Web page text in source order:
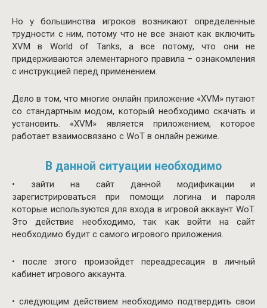
Но у большинства игроков возникают определенные
трудности с ним, потому что не все знают как включить
XVM в World of Tanks, а все потому, что они не
придерживаются элементарного правила – ознакомления
с инструкцией перед применением.
Дело в том, что многие онлайн приложение «XVM» путают
со стандартным модом, который необходимо скачать и
установить. «XVM» является приложением, которое
работает взаимосвязано с WoT в онлайн режиме.
В данной ситуации необходимо
• зайти на сайт данной модификации и
зарегистрироваться при помощи логина и пароля
которые используются для входа в игровой аккаунт WoT.
Это действие необходимо, так как войти на сайт
необходимо будит с самого игрового приложения.
• после этого произойдет переадресация в личный
кабинет игрового аккаунта.
• следующим действием необходимо подтвердить свои